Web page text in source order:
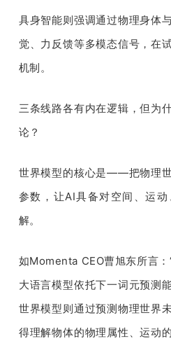
具身智能则强调通过物理身体
觉、力反馈等多模态信号，在
机制。
三条线路各有内在逻辑，但为
论？
世界模型的核心是——把物理
参数，让AI具备对空间、运
解。
如Momenta CEO曹旭东所言：
大语言模型依托下一词元预测
世界模型则通过预测物理世界
得理解物体的物理属性、运动